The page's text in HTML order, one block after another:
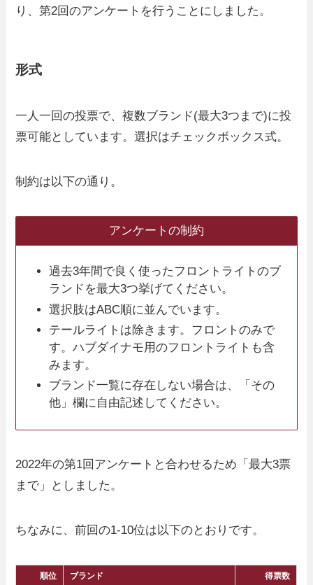
り、第2回のアンケートを行うことにしました。
形式
一人一回の投票で、複数ブランド(最大3つまで)に投
票可能としています。選択はチェックボックス式。
制約は以下の通り。
アンケートの制約
過去3年間で良く使ったフロントライトのブ
ランドを最大3つ挙げてください。
選択肢はABC順に並んでいます。
テールライトは除きます。フロントのみで
す。ハブダイナモ用のフロントライトも含
みます。
ブランド一覧に存在しない場合は、「その
他」欄に自由記述してください。
2022年の第1回アンケートと合わせるため「最大3票
まで」としました。
ちなみに、前回の1-10位は以下のとおりです。
順位 ブランド 得票数